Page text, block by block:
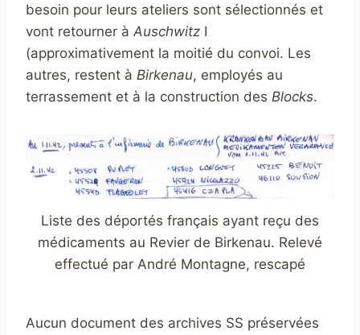
besoin pour leurs ateliers sont sélectionnés et
vont retourner à Auschwitz I
(approximativement la moitié du convoi. Les
autres, restent à Birkenau, employés au
terrassement et à la construction des Blocks.
Liste des déportés français ayant reçu des
médicaments au Revier de Birkenau. Relevé
effectué par André Montagne, rescapé
Aucun document des archives SS préservées